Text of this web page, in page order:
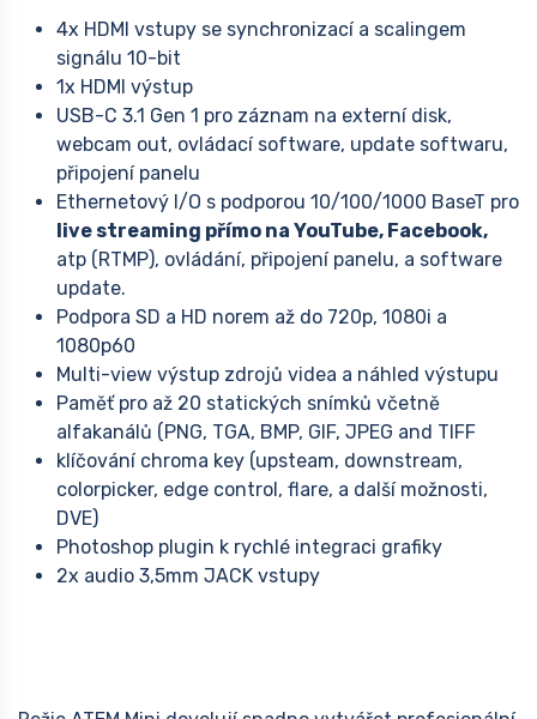
4x HDMI vstupy se synchronizací a scalingem
signálu 10-bit
1x HDMI výstup
USB-C 3.1 Gen 1 pro záznam na externí disk,
webcam out, ovládací software, update softwaru,
připojení panelu
Ethernetový I/O s podporou 10/100/1000 BaseT pro
live streaming přímo na YouTube, Facebook,
atp (RTMP), ovládání, připojení panelu, a software
update.
Podpora SD a HD norem až do 720p, 1080i a
1080p60
Multi-view výstup zdrojů videa a náhled výstupu
Paměť pro až 20 statických snímků včetně
alfakanálů (PNG, TGA, BMP, GIF, JPEG and TIFF
klíčování chroma key (upsteam, downstream,
colorpicker, edge control, flare, a další možnosti,
DVE)
Photoshop plugin k rychlé integraci grafiky
2x audio 3,5mm JACK vstupy